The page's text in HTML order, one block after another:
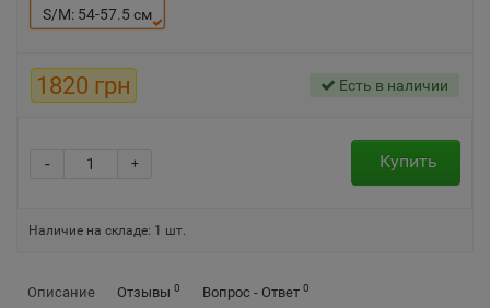
S/M: 54-57.5 см
1820 грн Есть в наличии
+
- Купить
Наличие на складе: 1 шт.
Описание Отзывы 0 Вопрос - Ответ 0